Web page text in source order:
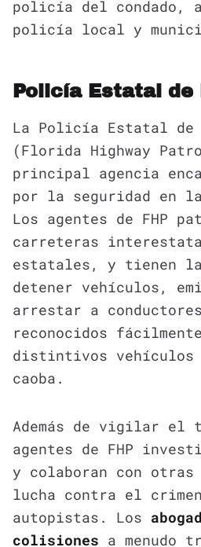
policía del condado,
policía local y
Policía Estatal de
La Policía Estatal de
(Florida Highway
principal agencia
por la seguridad en
Los agentes de FHP
carreteras
estatales, y tienen
detener vehículos,
arrestar a
reconocidos
distintivos vehículos
caoba.
Además de vigilar
agentes de FHP
y colaboran con otras
lucha contra el
autopistas. Los
colisiones a menudo